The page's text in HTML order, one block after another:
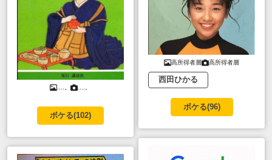
ボケる(102)
高所得者層 高所得者層
西田ひかる
ボケる(96)